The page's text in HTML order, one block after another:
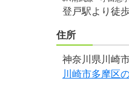
登戸駅より徒
住所
神奈川県川崎
川崎市多摩区